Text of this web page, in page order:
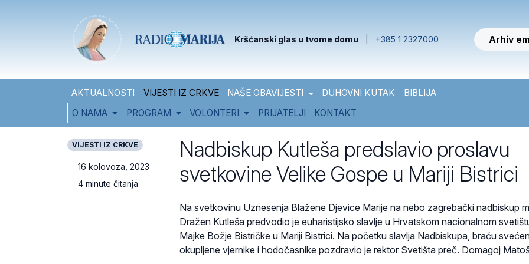
Kršćanski glas u tvome domu +385 1 2327000 Arhiv
AKTUALNOSTI VIJESTI IZ CRKVE NAŠE OBAVIJESTI DUHOVNI KUTAK
BIBLIJA
O NAMA
PROGRAM VOLONTERI PRIJATELJI KONTAKT
VIJESTI IZ CRKVE
16 kolovoza, 2023
4 minute čitanja
Nadbiskup Kutleša predslavio proslavu
svetkovine Velike Gospe u Mariji Bistrici
Na svetkovinu Uznesenja Blažene Djevice Marije na nebo zagrebački nadbiskup
Dražen Kutleša predvodio je euharistijsko slavlje u Hrvatskom nacionalnom
Majke Božje Bistričke u Mariji Bistrici. Na početku slavlja Nadbiskupa, braću
okupljene vjernike i hodočasnike pozdravio je rektor Svetišta preč. Domagoj